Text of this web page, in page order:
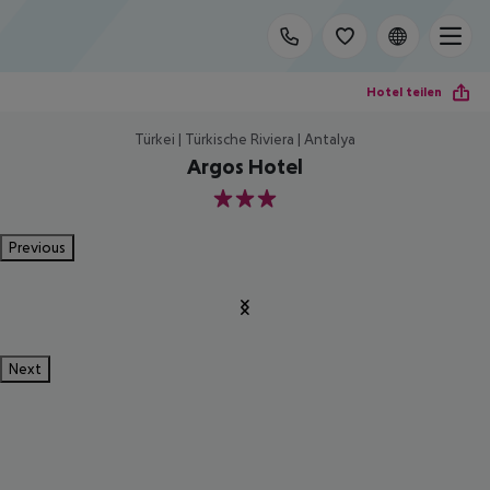
Hotel teilen
Türkei | Türkische Riviera | Antalya
Argos Hotel
3
Previous
Next